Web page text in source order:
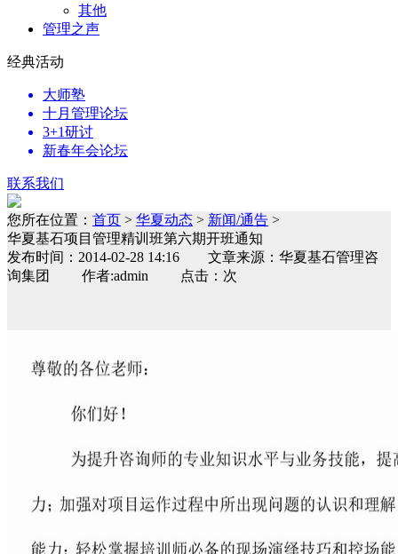
其他
管理之声
经典活动
大师塾
十月管理论坛
3+1研讨
新春年会论坛
联系我们
您所在位置： 首页 > 华夏动态 > 新闻/通告 >
华夏基石项目管理精训班第六期开班通知
发布时间：2014-02-28 14:16 文章来源：华夏基石管理咨
询集团 作者:admin 点击：次